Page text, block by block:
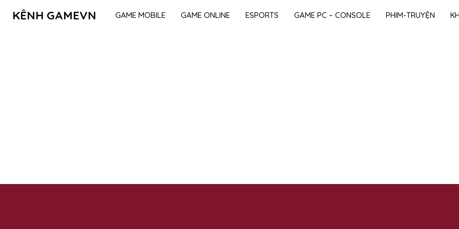
KÊNH GAMEVN GAME MOBILE GAME ONLINE ESPORTS GAME PC – CONSOLE PHIM-TRUYỆN